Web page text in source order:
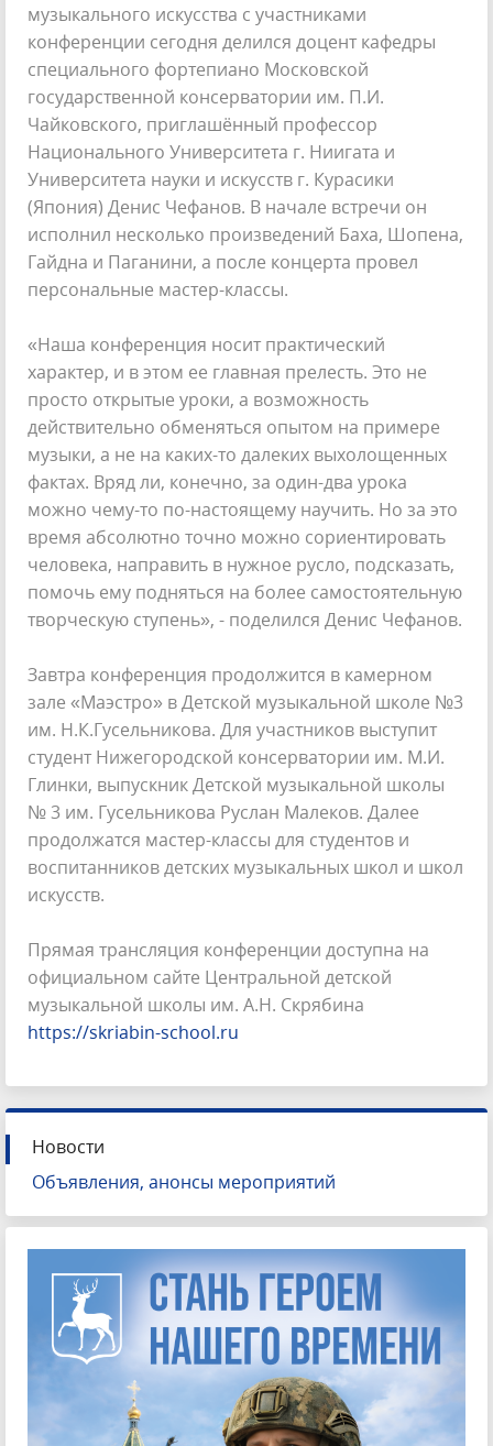
музыкального искусства с участниками
конференции сегодня делился доцент кафедры
специального фортепиано Московской
государственной консерватории им. П.И.
Чайковского, приглашённый профессор
Национального Университета г. Ниигата и
Университета науки и искусств г. Курасики
(Япония) Денис Чефанов. В начале встречи он
исполнил несколько произведений Баха, Шопена,
Гайдна и Паганини, а после концерта провел
персональные мастер-классы.
«Наша конференция носит практический
характер, и в этом ее главная прелесть. Это не
просто открытые уроки, а возможность
действительно обменяться опытом на примере
музыки, а не на каких-то далеких выхолощенных
фактах. Вряд ли, конечно, за один-два урока
можно чему-то по-настоящему научить. Но за это
время абсолютно точно можно сориентировать
человека, направить в нужное русло, подсказать,
помочь ему подняться на более самостоятельную
творческую ступень», - поделился Денис Чефанов.
Завтра конференция продолжится в камерном
зале «Маэстро» в Детской музыкальной школе №3
им. Н.К.Гусельникова. Для участников выступит
студент Нижегородской консерватории им. М.И.
Глинки, выпускник Детской музыкальной школы
№ 3 им. Гусельникова Руслан Малеков. Далее
продолжатся мастер-классы для студентов и
воспитанников детских музыкальных школ и школ
искусств.
Прямая трансляция конференции доступна на
официальном сайте Центральной детской
музыкальной школы им. А.Н. Скрябина
https://skriabin-school.ru
Новости
Объявления, анонсы мероприятий